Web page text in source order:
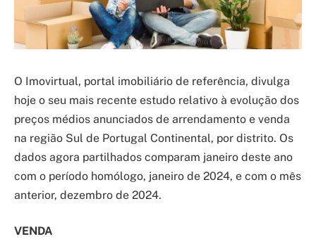
O Imovirtual, portal imobiliário de referência, divulga
hoje o seu mais recente estudo relativo à evolução dos
preços médios anunciados de arrendamento e venda
na região Sul de Portugal Continental, por distrito. Os
dados agora partilhados comparam janeiro deste ano
com o período homólogo, janeiro de 2024, e com o mês
anterior, dezembro de 2024.
VENDA